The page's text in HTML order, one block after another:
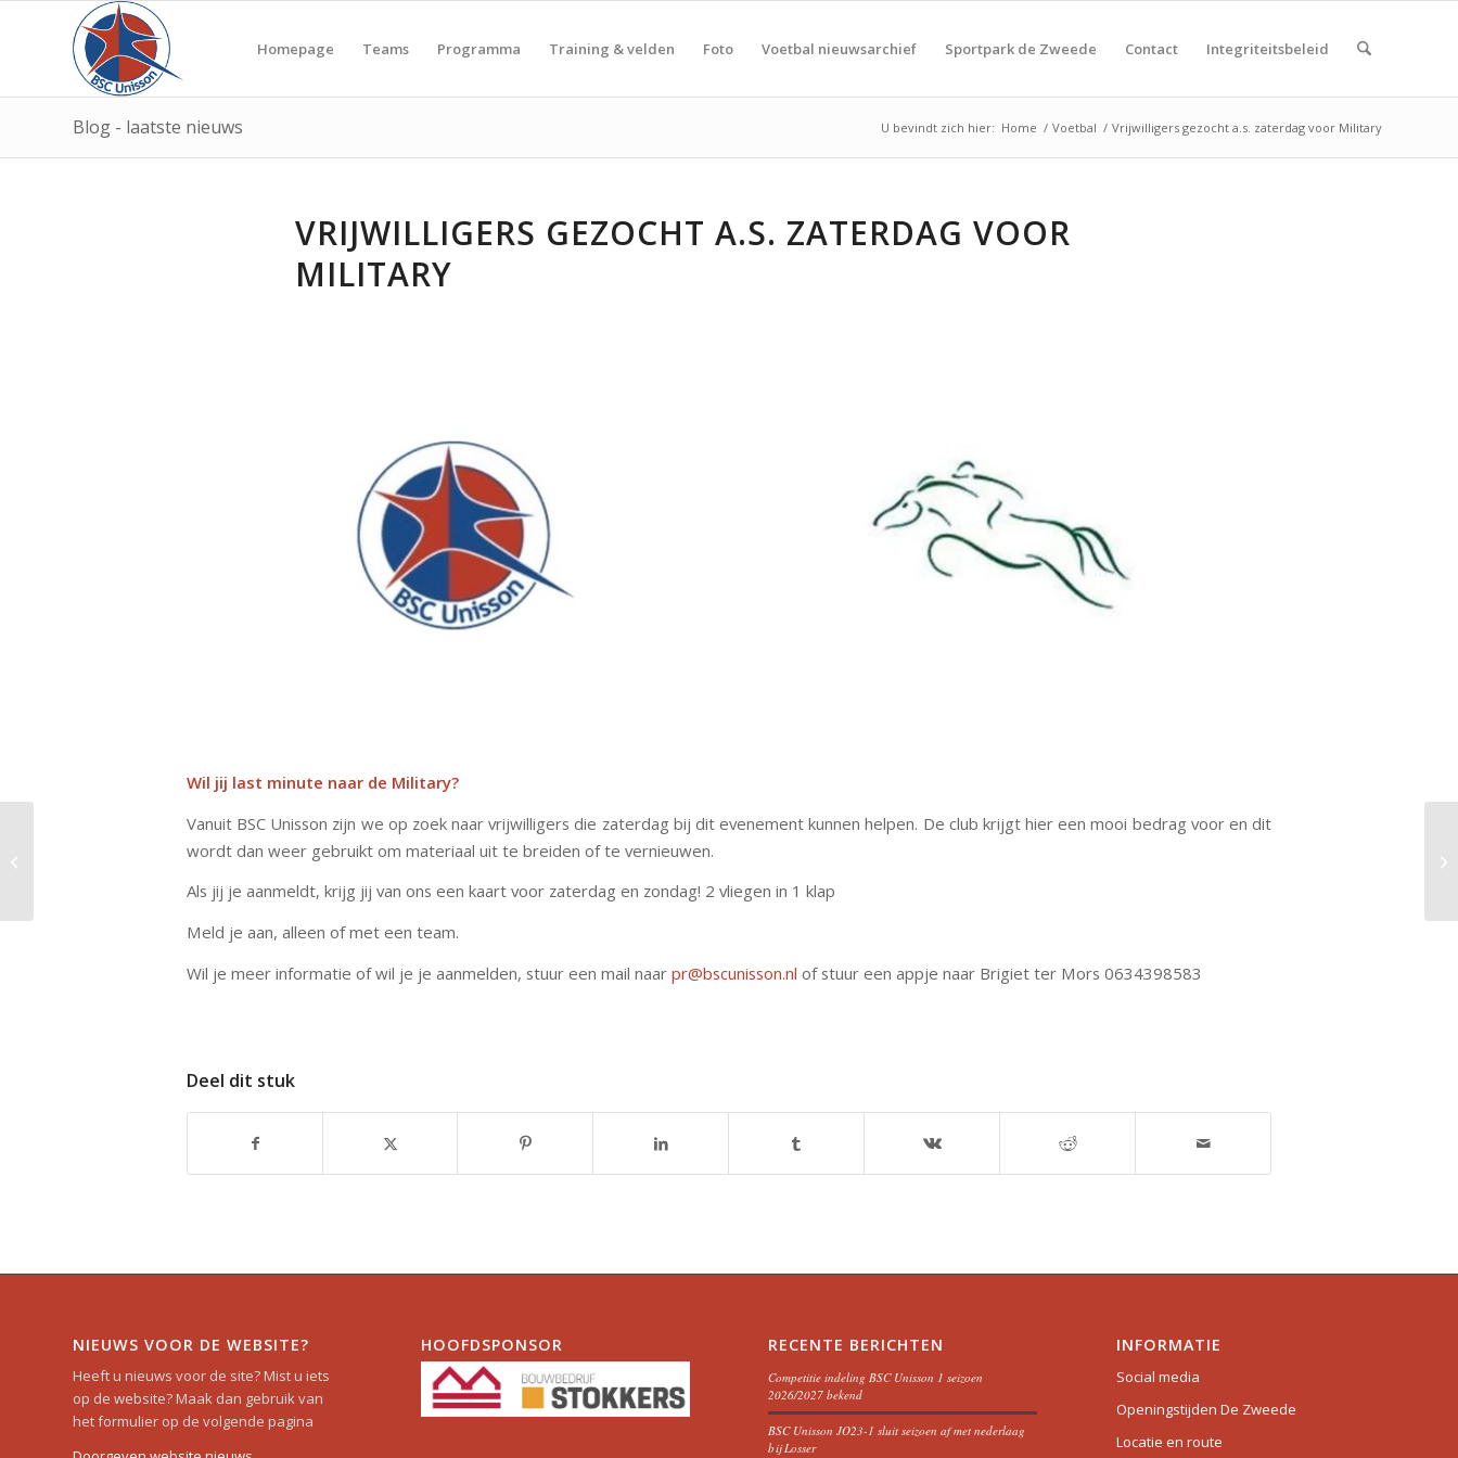
Homepage Teams Programma Training & velden Foto Voetbal nieuwsarchief Sportpark de Zweede Contact Integriteitsbeleid
Blog - laatste nieuws U bevindt zich hier: Home / Voetbal / Vrijwilligers gezocht a.s. zaterdag voor Military
VRIJWILLIGERS GEZOCHT A.S. ZATERDAG VOOR
MILITARY
Wil jij last minute naar de Military?
Vanuit BSC Unisson zijn we op zoek naar vrijwilligers die zaterdag bij dit evenement kunnen helpen. De club krijgt hier een mooi bedrag voor en dit
wordt dan weer gebruikt om materiaal uit te breiden of te vernieuwen.
Als jij je aanmeldt, krijg jij van ons een kaart voor zaterdag en zondag! 2 vliegen in 1 klap
Meld je aan, alleen of met een team.
Wil je meer informatie of wil je je aanmelden, stuur een mail naar pr@bscunisson.nl of stuur een appje naar Brigiet ter Mors 0634398583
Deel dit stuk
NIEUWS VOOR DE WEBSITE?
Heeft u nieuws voor de site? Mist u iets
op de website? Maak dan gebruik van
het formulier op de volgende pagina
HOOFDSPONSOR RECENTE BERICHTEN
Competitie indeling BSC Unisson 1 seizoen
2026/2027 bekend
BSC Unisson JO23-1 sluit seizoen af met nederlaag
bij Losser
INFORMATIE
Social media
Openingstijden De Zweede
Locatie en route